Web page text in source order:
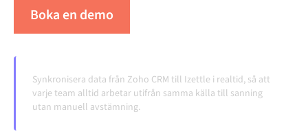
Boka en demo
Synkronisera data från Zoho CRM till Izettle i realtid, så att
varje team alltid arbetar utifrån samma källa till sanning
utan manuell avstämning.